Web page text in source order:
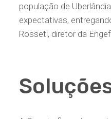
população de
expectativas,
Rosseti, diretor da